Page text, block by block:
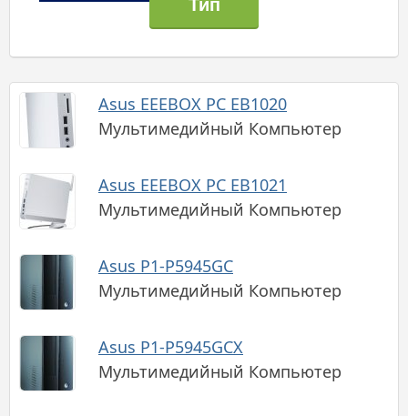
Asus EEEBOX PC EB1020
Мультимедийный Компьютер
Asus EEEBOX PC EB1021
Мультимедийный Компьютер
Asus P1-P5945GC
Мультимедийный Компьютер
Asus P1-P5945GCX
Мультимедийный Компьютер